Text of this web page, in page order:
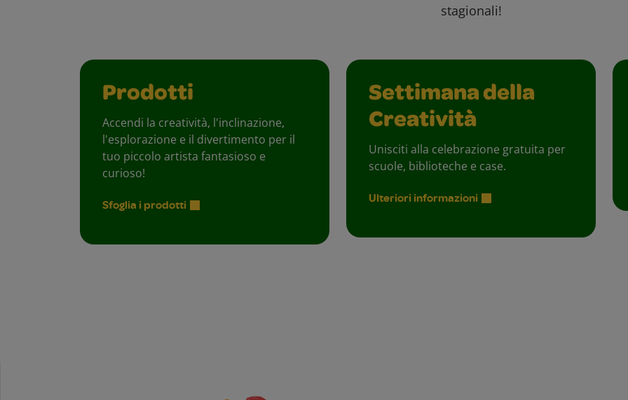
stagionali!
Prodotti
Accendi la creatività, l'inclinazione,
l'esplorazione e il divertimento per il
tuo piccolo artista fantasioso e
curioso!
Sfoglia i prodotti
Settimana della
Creatività
Unisciti alla celebrazione gratuita per
scuole, biblioteche e case.
Ulteriori informazioni